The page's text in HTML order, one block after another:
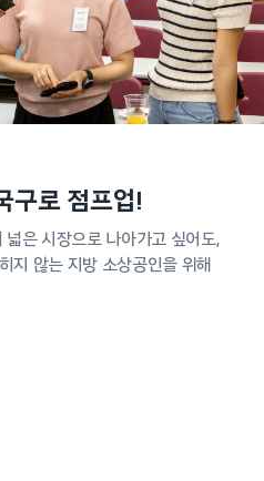
구로 점프업!
은 시장으로 나아가고 싶어도,
지 않는 지방 소상공인을 위해